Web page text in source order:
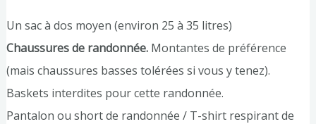
Un sac à dos moyen (environ 25 à 35 litres)
Chaussures de randonnée. Montantes de préférence
(mais chaussures basses tolérées si vous y tenez).
Baskets interdites pour cette randonnée.
Pantalon ou short de randonnée / T-shirt respirant de